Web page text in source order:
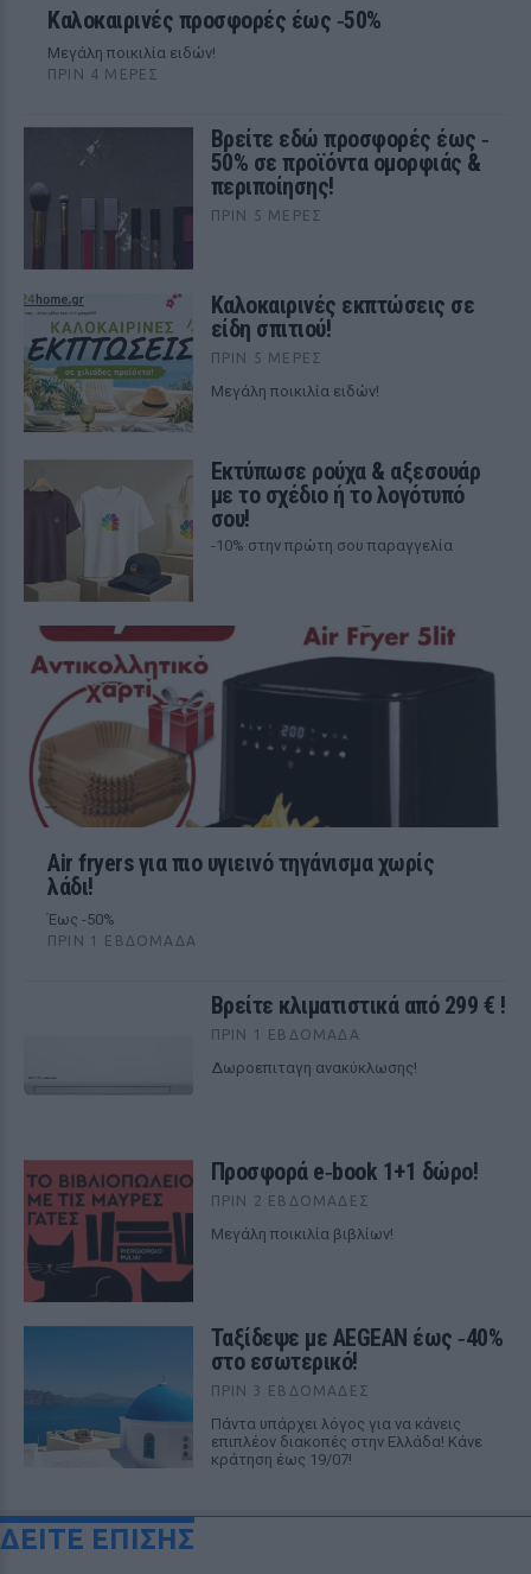
Kαλοκαιρινές προσφορές έως ‑50%
Μεγάλη ποικιλία ειδών!
ΠΡΙΝ 4 ΜΈΡΕΣ
Βρείτε εδώ προσφορές έως ‑
50% σε προϊόντα ομορφιάς &
περιποίησης!
ΠΡΙΝ 5 ΜΈΡΕΣ
Καλοκαιρινές εκπτώσεις σε
είδη σπιτιού!
ΠΡΙΝ 5 ΜΈΡΕΣ
Μεγάλη ποικιλία ειδών!
Εκτύπωσε ρούχα & αξεσουάρ
με το σχέδιο ή το λογότυπό
σου!
-10% στην πρώτη σου παραγγελία
Air fryers για πιο υγιεινό τηγάνισμα χωρίς
λάδι!
Έως -50%
ΠΡΙΝ 1 ΕΒΔΟΜΆΔΑ
Βρείτε κλιματιστικά από 299 € !
ΠΡΙΝ 1 ΕΒΔΟΜΆΔΑ
Δωροεπιταγη ανακύκλωσης!
Προσφορά e‑book 1+1 δώρο!
ΠΡΙΝ 2 ΕΒΔΟΜΆΔΕΣ
Μεγάλη ποικιλία βιβλίων!
Ταξίδεψε με AEGEAN έως ‑40%
στο εσωτερικό!
ΠΡΙΝ 3 ΕΒΔΟΜΆΔΕΣ
Πάντα υπάρχει λόγος για να κάνεις
επιπλέον διακοπές στην Ελλάδα! Κάνε
κράτηση έως 19/07!
ΔΕΙΤΕ ΕΠΙΣΗΣ